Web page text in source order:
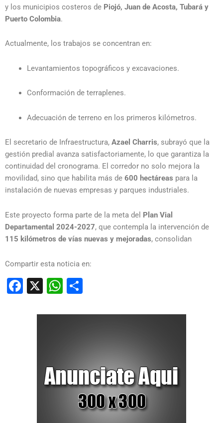
y los municipios costeros de Piojó, Juan de Acosta, Tubará y
Puerto Colombia.
Actualmente, los trabajos se concentran en:
Levantamientos topográficos y excavaciones.
Conformación de terraplenes.
Adecuación de terreno en los primeros kilómetros.
El secretario de Infraestructura, Azael Charris, subrayó que la
gestión predial avanza satisfactoriamente, lo que garantiza la
continuidad del cronograma. El corredor no solo mejora la
movilidad, sino que habilita más de 600 hectáreas para la
instalación de nuevas empresas y parques industriales.
Este proyecto forma parte de la meta del Plan Vial
Departamental 2024-2027, que contempla la intervención de
115 kilómetros de vías nuevas y mejoradas, consolidan
Compartir esta noticia en:
Facebook
X WhatsApp